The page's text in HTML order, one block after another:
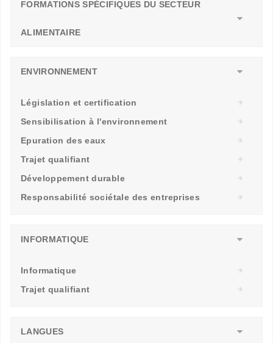
FORMATIONS SPÉCIFIQUES DU SECTEUR
ALIMENTAIRE
ENVIRONNEMENT
Législation et certification
Sensibilisation à l'environnement
Epuration des eaux
Trajet qualifiant
Développement durable
Responsabilité sociétale des entreprises
INFORMATIQUE
Informatique
Trajet qualifiant
LANGUES